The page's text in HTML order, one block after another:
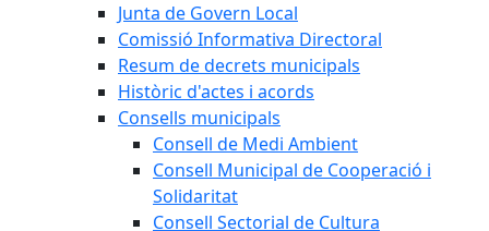
Junta de Govern Local
Comissió Informativa Directoral
Resum de decrets municipals
Històric d'actes i acords
Consells municipals
Consell de Medi Ambient
Consell Municipal de Cooperació i
Solidaritat
Consell Sectorial de Cultura